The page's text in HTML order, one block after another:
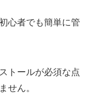
心者でも簡単に管
トールが必須な点
せん。